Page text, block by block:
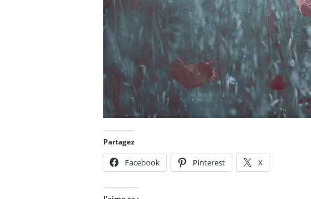
Partagez
Facebook Pinterest X